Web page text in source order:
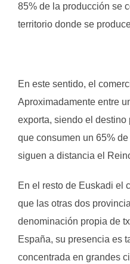
85% de la producción se
territorio donde se
En este sentido, el
Aproximadamente entre
exporta, siendo el
que consumen un 65%
siguen a distancia el
En el resto de Euskadi el
que las otras dos
denominación propia de
España, su presencia es
concentrada en grandes